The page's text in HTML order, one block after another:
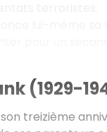
(1929-
son treizième